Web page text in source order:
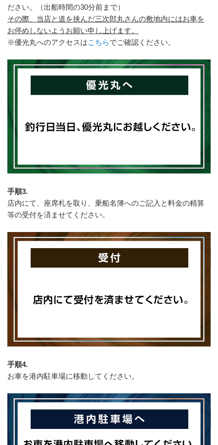
ださい。（出船時間の30分前まで）
その際、当店と道を挟んだ三次郎丸さんの敷地内にはお車を
お停めしないようお願い申し上げます。
※優光丸へのアクセスはこちらでご確認ください。
手順3.
店内にて、座席札を取り、乗船名簿へのご記入と料金の精算
等の受付を済ませてください。
手順4.
お車を港内駐車場に移動してください。